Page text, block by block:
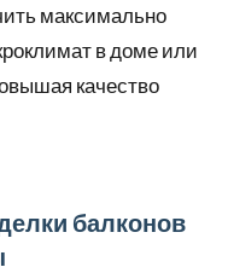
максимально
в доме или
качество
балконов